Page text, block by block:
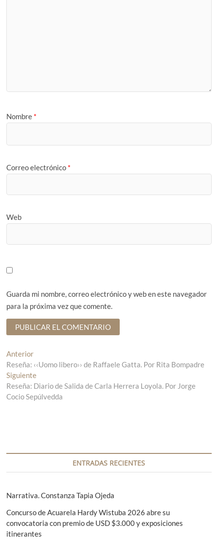
Nombre *
Correo electrónico *
Web
Guarda mi nombre, correo electrónico y web en este navegador
para la próxima vez que comente.
N
a
v
e
c
n
d
e
Anterior
n
t
r
a
r
o
:
Reseña: ‹‹Uomo libero›› de Raffaele Gatta. Por Rita Bompadre
Siguiente
n
t
g
i
n
t
e
Reseña: Diario de Salida de Carla Herrera Loyola. Por Jorge
Cocio Sepúlvedda
ENTRADAS RECIENTES
Narrativa. Constanza Tapia Ojeda
Concurso de Acuarela Hardy Wistuba 2026 abre su
convocatoria con premio de USD $3.000 y exposiciones
itinerantes